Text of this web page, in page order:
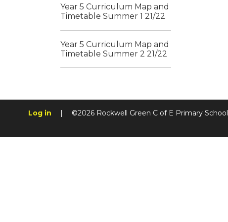
Year 5 Curriculum Map and
Timetable Summer 1 21/22
Year 5 Curriculum Map and
Timetable Summer 2 21/22
Log in | ©2026 Rockwell Green C of E Primary School